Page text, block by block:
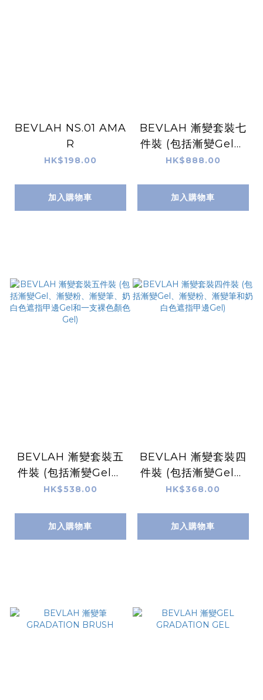
BEVLAH NS.01 AMA
R
HK$198.00
加入購物車
BEVLAH 漸變套裝七
件裝 (包括漸變Gel、
漸變粉、漸變筆、奶白
裸色顏色Gel、底油和
面油)
HK$888.00
加入購物車
BEVLAH 漸變套裝五
件裝 (包括漸變Gel、
漸變粉、漸變筆、奶白
裸色顏色Gel)
HK$538.00
加入購物車
BEVLAH 漸變套裝四
件裝 (包括漸變Gel、
漸變粉、漸變筆和奶白
HK$368.00
加入購物車